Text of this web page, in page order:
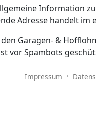
Information
Adresse handelt
Garagen- &
vor Spambots
Impressum •